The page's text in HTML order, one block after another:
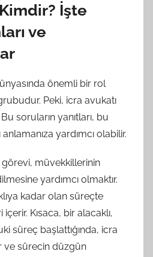
İşte
ve
önemli bir rol
Peki, icra avukatı
soruların yanıtları, bu
yardımcı olabilir.
görevi, müvekkillerinin
yardımcı olmaktır.
kadar olan süreçte
Kısaca, bir alacaklı,
süreç başlattığında, icra
ve sürecin düzgün